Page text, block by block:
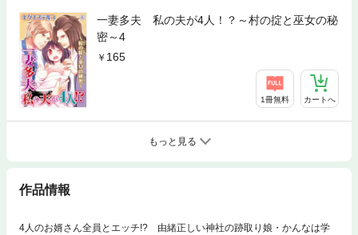
一妻多夫 私の夫が4人！？～村の掟と巫女の秘
密～4
165
1冊無料 カートへ
もっと見る
作品情報
4人のお婿さん全員とエッチ!? 由緒正しい神社の跡取り娘・かんなは学